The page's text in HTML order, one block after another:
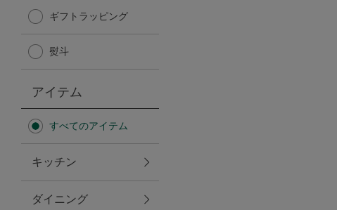
日傘
保冷バッグ
無重力シリーズ
ギフトラッピング
熨斗
アイテム
すべてのアイテム
キッチン
ダイニング